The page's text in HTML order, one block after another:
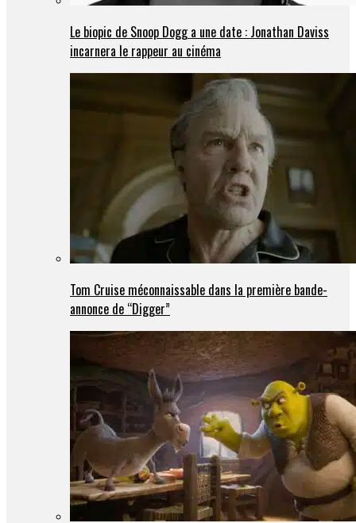
Le biopic de Snoop Dogg a une date : Jonathan Daviss
incarnera le rappeur au cinéma
Tom Cruise méconnaissable dans la première bande-
annonce de “Digger”